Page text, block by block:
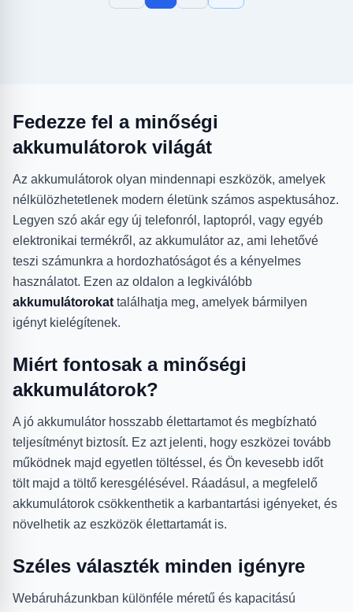
Fedezze fel a minőségi
akkumulátorok világát
Az akkumulátorok olyan mindennapi eszközök, amelyek
nélkülözhetetlenek modern életünk számos aspektusához.
Legyen szó akár egy új telefonról, laptopról, vagy egyéb
elektronikai termékről, az akkumulátor az, ami lehetővé
teszi számunkra a hordozhatóságot és a kényelmes
használatot. Ezen az oldalon a legkiválóbb
akkumulátorokat találhatja meg, amelyek bármilyen
igényt kielégítenek.
Miért fontosak a minőségi
akkumulátorok?
A jó akkumulátor hosszabb élettartamot és megbízható
teljesítményt biztosít. Ez azt jelenti, hogy eszközei tovább
működnek majd egyetlen töltéssel, és Ön kevesebb időt
tölt majd a töltő keresgélésével. Ráadásul, a megfelelő
akkumulátorok csökkenthetik a karbantartási igényeket, és
növelhetik az eszközök élettartamát is.
Széles választék minden igényre
Webáruházunkban különféle méretű és kapacitású